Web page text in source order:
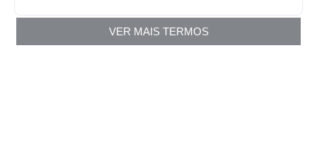
VER MAIS TERMOS